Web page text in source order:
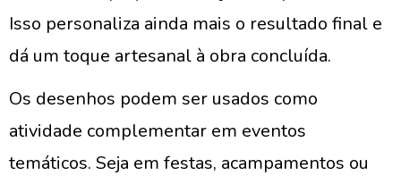
Isso personaliza ainda mais o resultado final e
dá um toque artesanal à obra concluída.
Os desenhos podem ser usados como
atividade complementar em eventos
temáticos. Seja em festas, acampamentos ou